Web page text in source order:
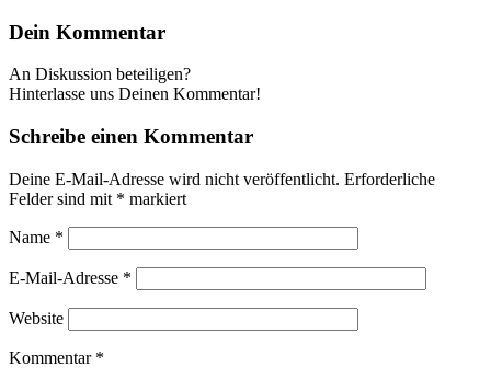
Dein Kommentar
An Diskussion beteiligen?
Hinterlasse uns Deinen Kommentar!
Schreibe einen Kommentar
Deine E-Mail-Adresse wird nicht veröffentlicht. Erforderliche
Felder sind mit * markiert
Name *
E-Mail-Adresse *
Website
Kommentar *